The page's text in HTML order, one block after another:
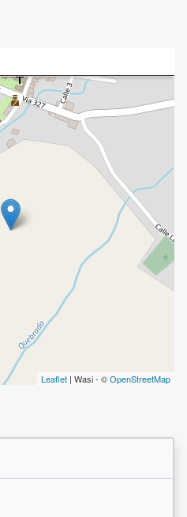
Leaflet | Wasi - ©OpenStreetMap